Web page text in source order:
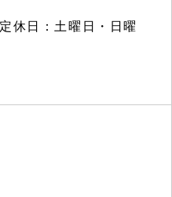
休日：土曜日・日曜